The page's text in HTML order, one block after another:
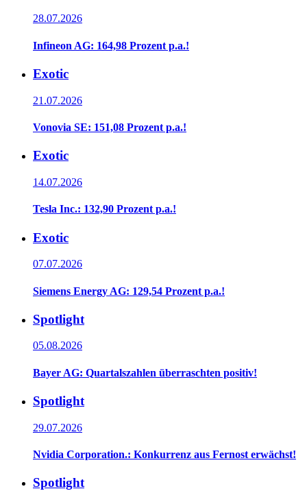
28.07.2026
Infineon AG: 164,98 Prozent p.a.!
Exotic
21.07.2026
Vonovia SE: 151,08 Prozent p.a.!
Exotic
14.07.2026
Tesla Inc.: 132,90 Prozent p.a.!
Exotic
07.07.2026
Siemens Energy AG: 129,54 Prozent p.a.!
Spotlight
05.08.2026
Bayer AG: Quartalszahlen überraschten positiv!
Spotlight
29.07.2026
Nvidia Corporation.: Konkurrenz aus Fernost erwächst!
Spotlight